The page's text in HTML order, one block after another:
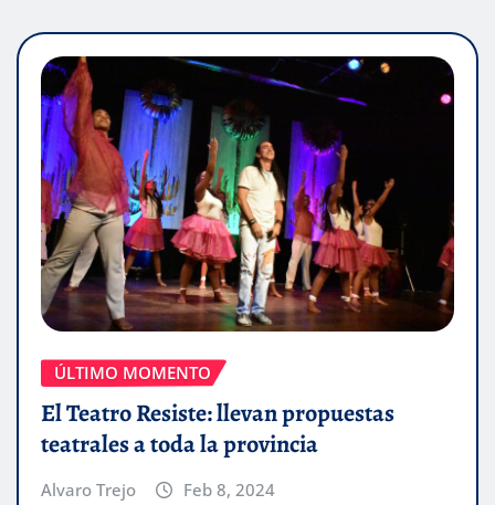
ÚLTIMO MOMENTO
El Teatro Resiste: llevan propuestas
teatrales a toda la provincia
Alvaro Trejo Feb 8, 2024